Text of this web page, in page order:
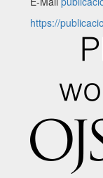
https://